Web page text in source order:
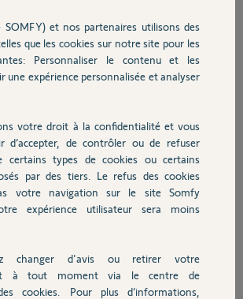
pro
une commande centralis
tourne à l'envers.
Nous avons tenté
d'inverser le sens de
de solution.
nous aider?
au fil de discussion
SOMFY) et nos partenaires utilisons des
que les cookies sur notre site pour les
Personnaliser le contenu et les
une expérience personnalisée et analyser
votre droit à la confidentialité et vous
d’accepter, de contrôler ou de refuser
certains types de cookies ou certains
par des tiers. Le refus des cookies
votre navigation sur le site Somfy
expérience utilisateur sera moins
changer d'avis ou retirer votre
à tout moment via le centre de
cookies. Pour plus d’informations,